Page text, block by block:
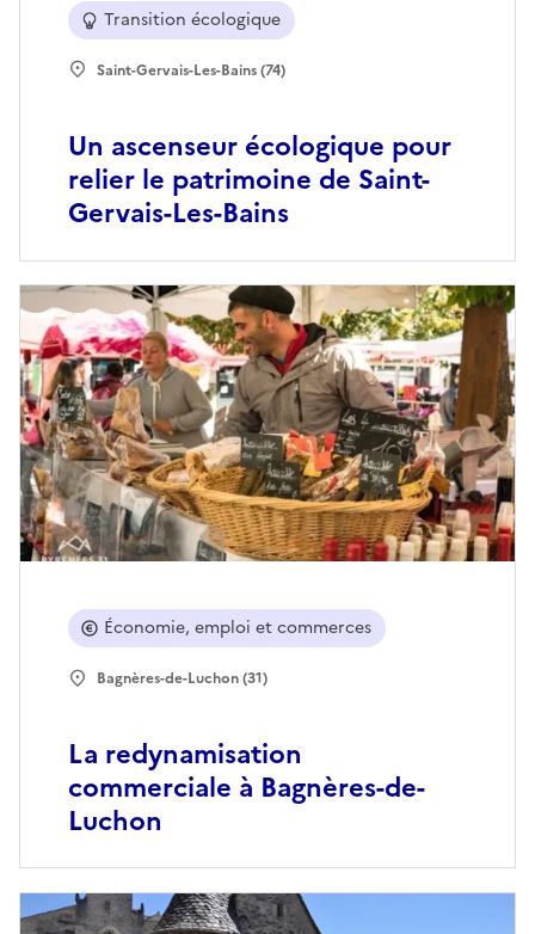
Un ascenseur écologique pour
relier le patrimoine de Saint-
Gervais-Les-Bains
Transition écologique
Saint-Gervais-Les-Bains (74)
La redynamisation
commerciale à Bagnères-de-
Luchon
Économie, emploi et commerces
Bagnères-de-Luchon (31)